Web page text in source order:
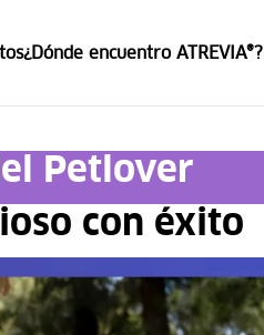
¿Dónde encuentro ATREVIA®?
Petlover
con éxito